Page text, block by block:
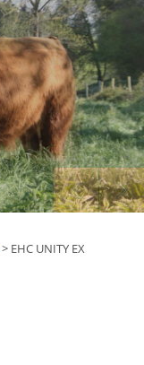
> EHC UNITY EX